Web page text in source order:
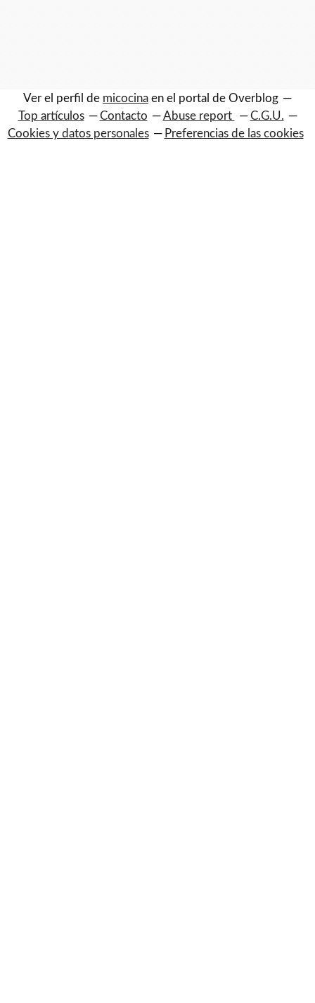
Ver el perfil de micocina en el portal de Overblog
Top artículos
Contacto Abuse report
C.G.U.
Cookies y datos personales
Preferencias de las cookies